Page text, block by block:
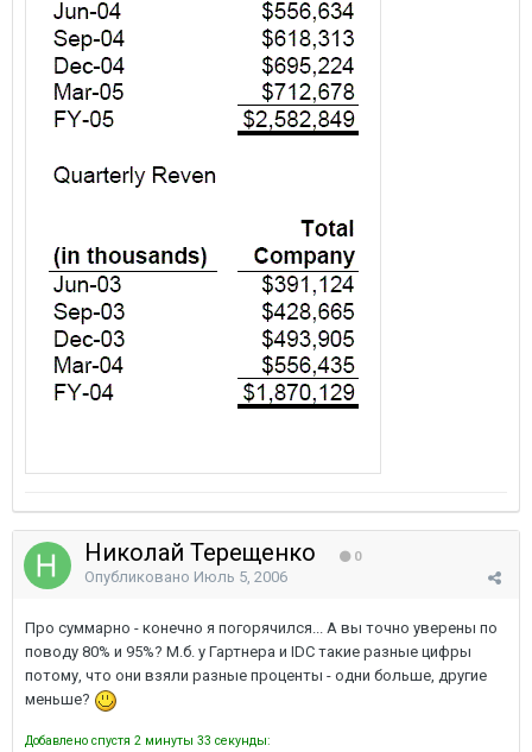
Николай Терещенко 0
Опубликовано Июль 5, 2006
Про суммарно - конечно я погорячился... А вы точно уверены по
поводу 80% и 95%? М.б. у Гартнера и IDC такие разные цифры
потому, что они взяли разные проценты - одни больше, другие
меньше?
Добавлено спустя 2 минуты 33 секунды: